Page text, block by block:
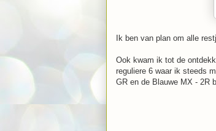
Ik ben van plan om alle
Ook kwam ik tot de
reguliere 6 waar ik steeds
GR en de Blauwe MX - 2R